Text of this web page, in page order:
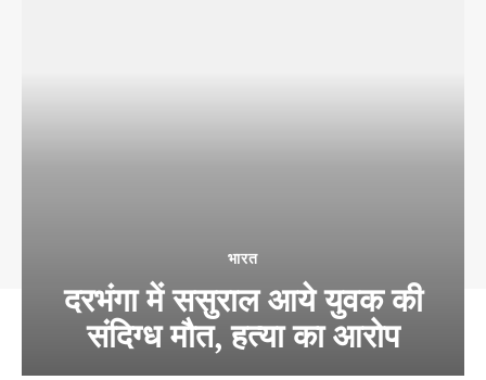
भारत
दरभंगा में ससुराल आये युवक की
संदिग्ध मौत, हत्या का आरोप